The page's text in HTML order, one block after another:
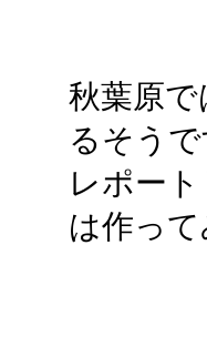
秋葉原で
るそう
レポー
は作っ